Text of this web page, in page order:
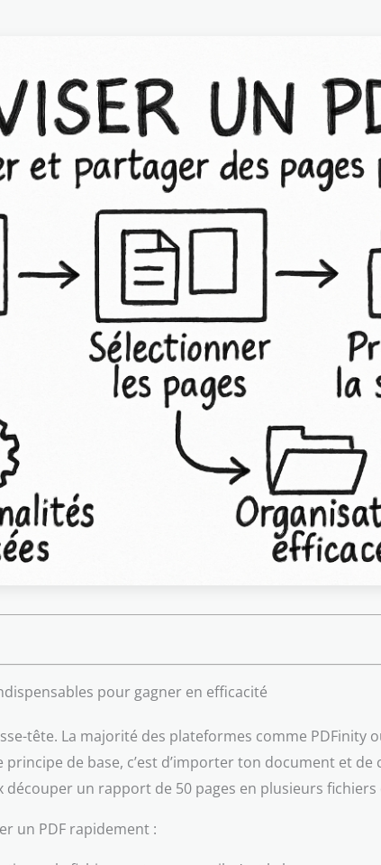
pour gagner en efficacité
tête. La majorité des plateformes comme PDFinity
principe de base, c’est d’importer ton document et
découper un rapport de 50 pages en plusieurs
un PDF rapidement :